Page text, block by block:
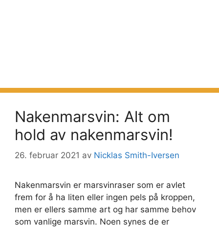
Nakenmarsvin: Alt om
hold av nakenmarsvin!
26. februar 2021 av Nicklas Smith-Iversen
Nakenmarsvin er marsvinraser som er avlet
frem for å ha liten eller ingen pels på kroppen,
men er ellers samme art og har samme behov
som vanlige marsvin. Noen synes de er